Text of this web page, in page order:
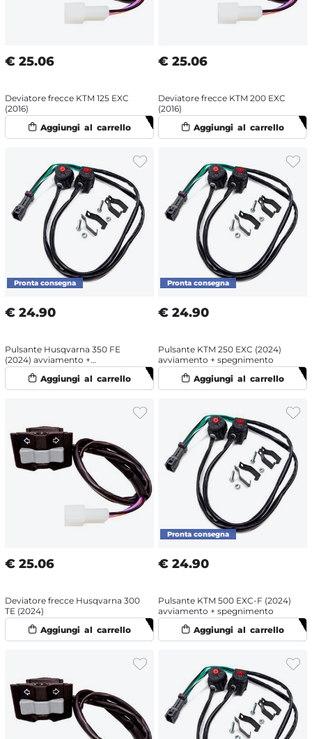
€ 25.06
Deviatore frecce KTM 125 EXC
(2016)
€ 25.06
Deviatore frecce KTM 200 EXC
(2016)
€ 24.90
Pulsante Husqvarna 350 FE
(2024) avviamento +
spegnimento
€ 24.90
Pulsante KTM 250 EXC (2024)
avviamento + spegnimento
€ 25.06
Deviatore frecce Husqvarna 300
TE (2024)
€ 24.90
Pulsante KTM 500 EXC-F (2024)
avviamento + spegnimento